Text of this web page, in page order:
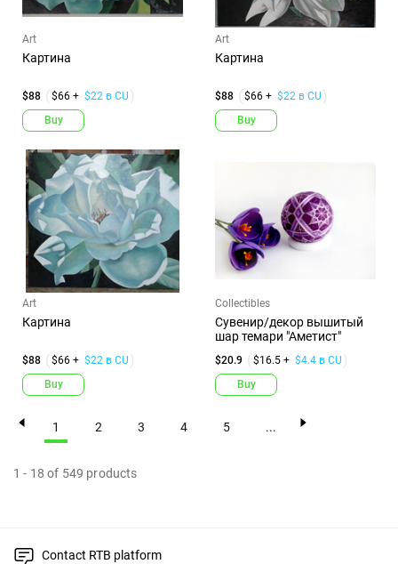
Art
Картина
$88 $66 + $22 в CU
Buy
Art
Картина
$88 $66 + $22 в CU
Buy
Art
Картина
$88 $66 + $22 в CU
Buy
Collectibles
Сувенир/декор вышитый
шар темари "Аметист"
$20.9 $16.5 + $4.4 в CU
Buy
1 2 3 4 5 ...
1 - 18 of 549 products
Contact RTB platform